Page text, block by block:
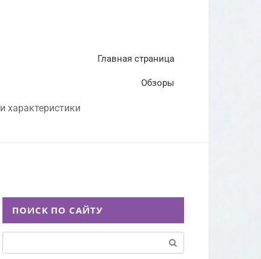
характеристики
Главная страница
Обзоры
ПОИСК ПО САЙТУ